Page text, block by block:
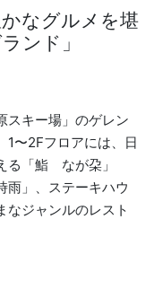
なグルメを堪
ンド」
スキー場」のゲレン
1〜2Fフロアには、日
る「鮨 なが朶」
雨」、ステーキハウ
なジャンルのレスト